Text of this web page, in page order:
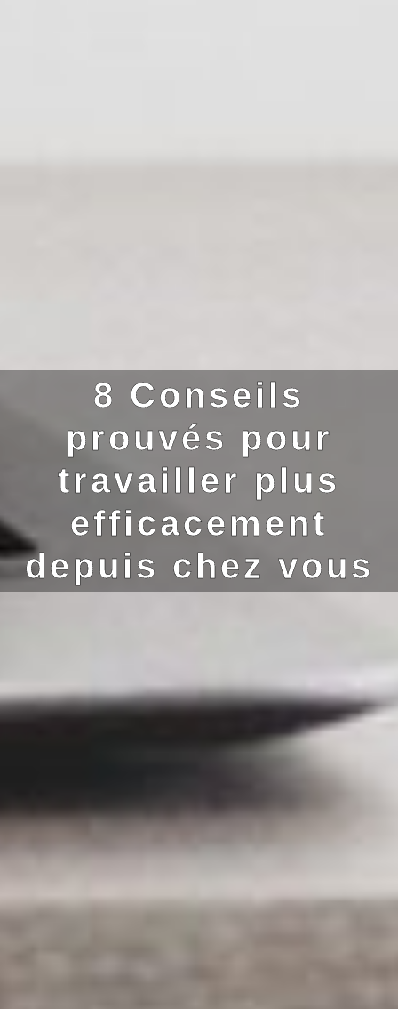
8 Conseils
prouvés pour
travailler plus
efficacement
depuis chez vous